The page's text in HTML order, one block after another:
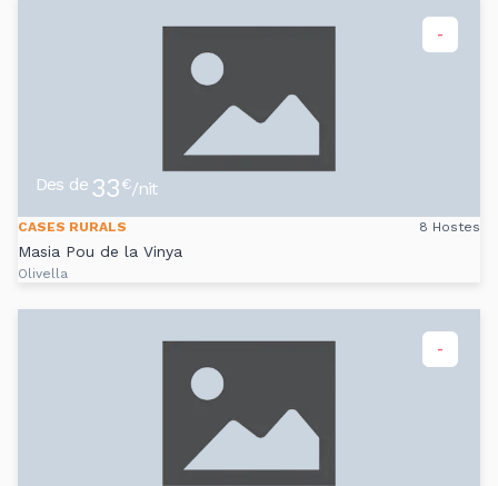
-
Des de 33€/nit
CASES RURALS 8 Hostes
Masia Pou de la Vinya
Olivella
-